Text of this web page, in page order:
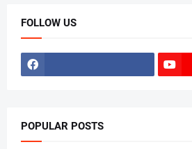
FOLLOW US
POPULAR POSTS